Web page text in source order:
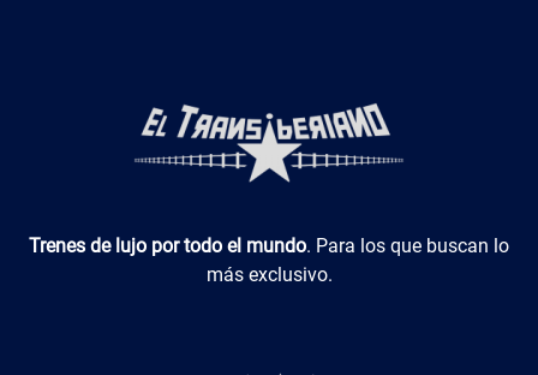
Luxotren
Trenes de lujo por todo el mundo. Para los que buscan lo
más exclusivo.